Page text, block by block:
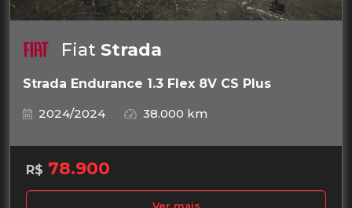
Fiat Strada
Strada Endurance 1.3 Flex 8V CS Plus
2024/2024
38.000 km
R$ 78.900